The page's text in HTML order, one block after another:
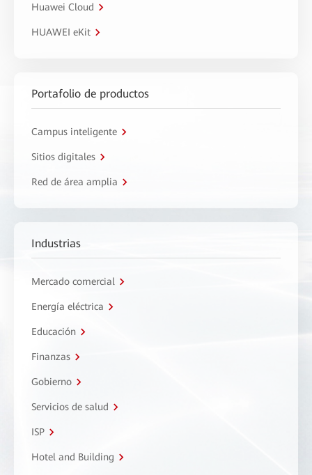
Huawei Cloud
HUAWEI eKit
Portafolio de productos
Campus inteligente
Sitios digitales
Red de área amplia
Industrias
Mercado comercial
Energía eléctrica
Educación
Finanzas
Gobierno
Servicios de salud
ISP
Hotel and Building